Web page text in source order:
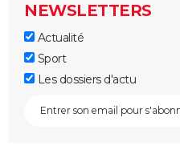
NEWSLETTERS
Actualité
Sport
Les dossiers d'actu